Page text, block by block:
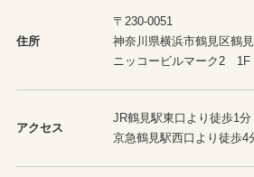
住所
〒230-0051
神奈川県横浜市鶴見区鶴
ニッコービルマーク2 1F
アクセス
JR鶴見駅東口より徒歩1分
京急鶴見駅西口より徒歩4